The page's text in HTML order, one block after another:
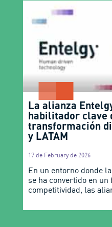
La alianza
habilitador clave
transformación
y LATAM
17 de February de 2026
En un entorno donde
se ha convertido en
competitividad, las